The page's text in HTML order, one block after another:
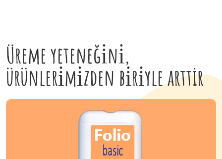
Üreme yeteneği̇ni̇,
ürünleri̇mi̇zden bi̇ri̇yle arttir